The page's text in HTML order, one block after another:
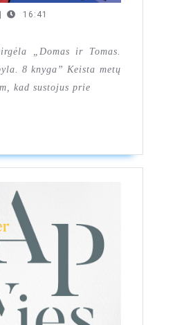
16:41
„Domas ir Tomas.
8 knyga” Keista metų
kad sustojus prie